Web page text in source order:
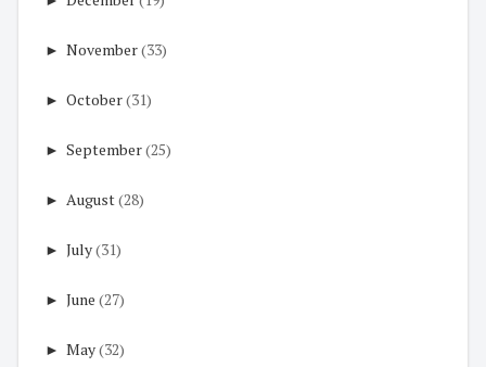
► November(33)
► October(31)
► September(25)
► August(28)
► July(31)
► June (27)
► May(32)